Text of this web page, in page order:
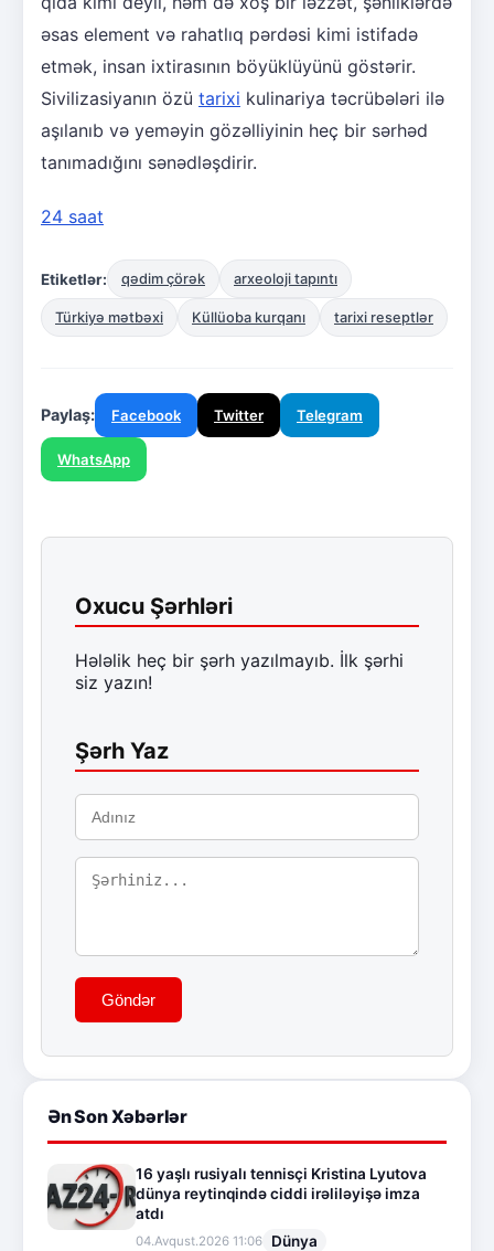
əsas element və rahatlıq pərdəsi kimi istifadə
etmək, insan ixtirasının böyüklüyünü göstərir.
Sivilizasiyanın özü tarixi kulinariya təcrübələri ilə
aşılanıb və yeməyin gözəlliyinin heç bir sərhəd
tanımadığını sənədləşdirir.
24 saat
Etiketlər: qədim çörək arxeoloji tapıntı
Türkiyə mətbəxi Küllüoba kurqanı tarixi reseptlər
Paylaş: Facebook Twitter Telegram
WhatsApp
Oxucu Şərhləri
Hələlik heç bir şərh yazılmayıb. İlk şərhi
siz yazın!
Şərh Yaz
Göndər
Ən Son Xəbərlər
16 yaşlı rusiyalı tennisçi Kristina Lyutova
dünya reytinqində ciddi irəliləyişə imza
atdı
04.Avqust.2026 11:06 Dünya